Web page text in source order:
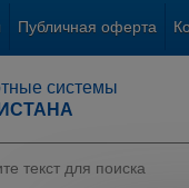
Публичная оферта
системы